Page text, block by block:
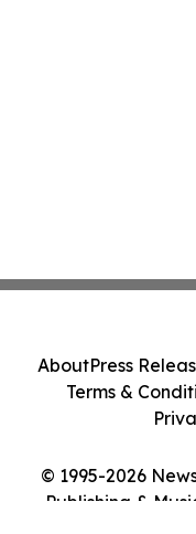
© 1995-2026
Publishing &
AboutPress
Terms &